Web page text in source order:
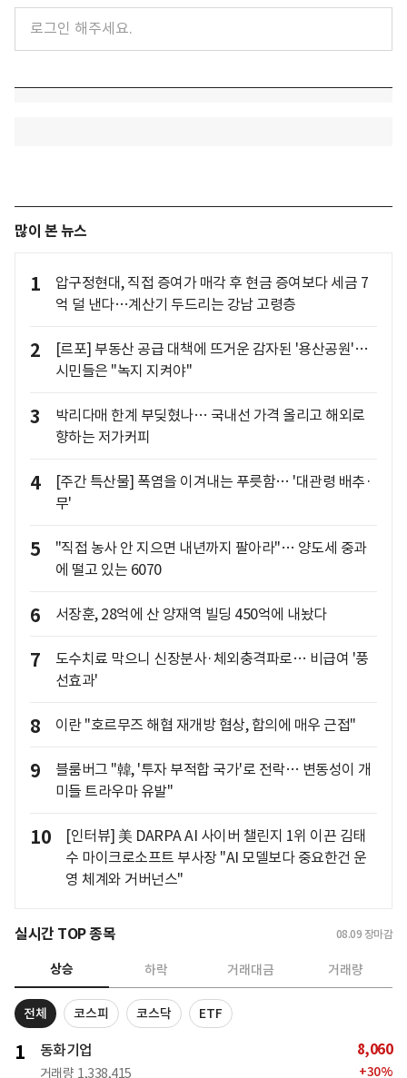
많이 본 뉴스
1
압구정현대, 직접 증여가 매각 후 현금 증여보다 세금 7
억 덜 낸다…계산기 두드리는 강남 고령층
2
[르포] 부동산 공급 대책에 뜨거운 감자된 '용산공원'…
시민들은 "녹지 지켜야"
3
박리다매 한계 부딪혔나… 국내선 가격 올리고 해외로
향하는 저가커피
4
[주간 특산물] 폭염을 이겨내는 푸릇함… '대관령 배추·
무'
5
"직접 농사 안 지으면 내년까지 팔아라"… 양도세 중과
에 떨고 있는 6070
6 서장훈, 28억에 산 양재역 빌딩 450억에 내놨다
7
도수치료 막으니 신장분사·체외충격파로… 비급여 '풍
선효과'
8 이란 "호르무즈 해협 재개방 협상, 합의에 매우 근접"
9
블룸버그 "韓, '투자 부적합 국가'로 전락… 변동성이 개
미들 트라우마 유발"
10
[인터뷰] 美 DARPA AI 사이버 챌린지 1위 이끈 김태
수 마이크로소프트 부사장 "AI 모델보다 중요한건 운
영 체계와 거버넌스"
실시간 TOP 종목 08.09 장마감
상승 하락 거래대금 거래량
전체 코스피 코스닥 ETF
1 동화기업
거래량 1,338,415
8,060
+30%